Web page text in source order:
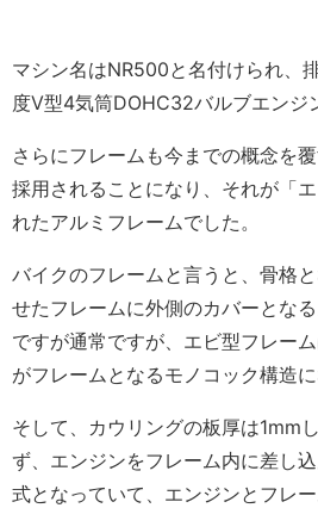
マシン名はNR500と名付けられ、
度V型4気筒DOHC32バルブエンジ
さらにフレームも今までの概念を
採用されることになり、それが「
れたアルミフレームでした。
バイクのフレームと言うと、骨格
せたフレームに外側のカバーとな
ですが通常ですが、エビ型フレー
がフレームとなるモノコック構造に
そして、カウリングの板厚は1mm
ず、エンジンをフレーム内に差し
式となっていて、エンジンとフレ